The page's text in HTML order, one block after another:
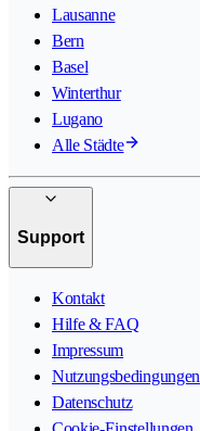
Lausanne
Bern
Basel
Winterthur
Lugano
Alle Städte
Support
Kontakt
Hilfe & FAQ
Impressum
Nutzungsbedingungen
Datenschutz